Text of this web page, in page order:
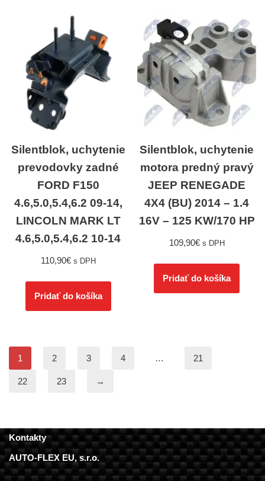
Silentblok, uchytenie
prevodovky zadné
FORD F150
4.6,5.0,5.4,6.2 09-14,
LINCOLN MARK LT
4.6,5.0,5.4,6.2 10-14
110,90€ s DPH
Pridať do košíka
Silentblok, uchytenie
motora predný pravý
JEEP RENEGADE
4X4 (BU) 2014 – 1.4
16V – 125 KW/170 HP
109,90€ s DPH
Pridať do košíka
1 2 3 4 … 21
22 23 →
Kontakty
AUTO-FLEX EU, s.r.o.